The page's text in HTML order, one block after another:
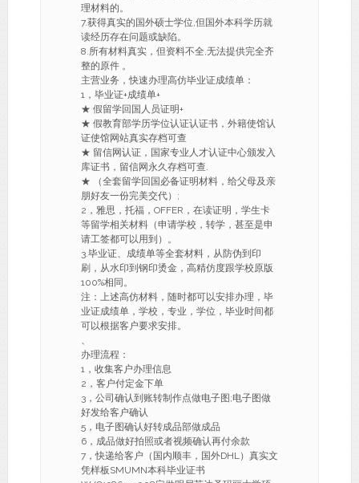
理材料的。
7.获得真实的国外硕士学位,但国外本科学历就
读经历存在问题或缺陷。
8.所有材料真实，但资料不全,无法提供完全齐
整的原件 。
主营业务，快速办理高仿毕业证成绩单：
1，毕业证+成绩单+
★ 假留学回国人员证明+
★ 假教育部学历学位认证认证书，外籍使馆认
证使馆网站真实存档可查
★ 留信网认证，国家专业人才认证中心颁发入
库证书，留信网永久存档可查.
★ （全套留学回国必备证明材料，给父母及亲
朋好友一份完美交代）;
2，雅思，托福，OFFER，在读证明，学生卡
等留学相关材料（申请学校，转学，甚至是申
请工签都可以用到）。
3.毕业证、成绩单等全套材料，从防伪到印
刷，从水印到钢印烫金，高精仿度跟学校原版
100%相同。
注：上述高仿材料，随时都可以安排办理，毕
业证成绩单，学校，专业，学位，毕业时间都
可以根据客户要求安排。
、
办理流程：
1，收集客户办理信息
2，客户付定金下单
3，公司确认到账转制作点做电子图;电子图做
好发给客户确认
5，电子图确认好转成品部做成品
6，成品做好拍照或者视频确认再付余款
7，快递给客户（国内顺丰，国外DHL）真实文
凭样板SMUMN本科毕业证书